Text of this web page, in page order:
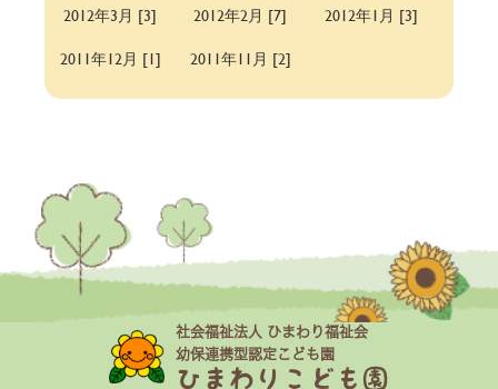
2012年3月 [3]
2012年2月 [7]
2012年1月 [3]
2011年12月 [1]
2011年11月 [2]
社会福祉法人 ひまわり福祉会
幼保連携型認定こども園
ひまわりこども園